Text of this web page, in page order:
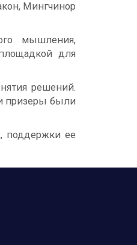
Мингчинор
мышления,
для
решений.
призеры были
поддержки ее